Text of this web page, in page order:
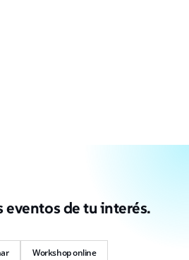
eventos de tu interés.
Workshop online